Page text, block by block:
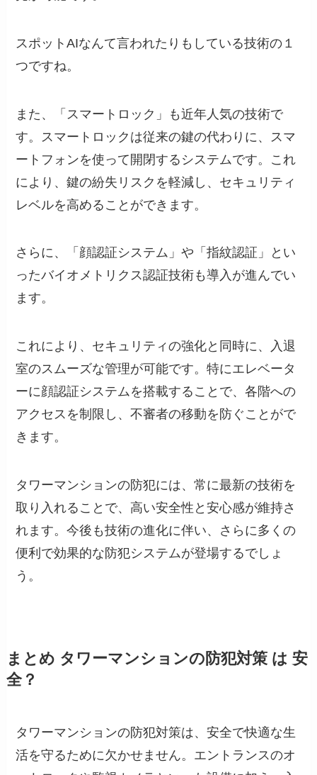
スポットAIなんて言われたりもしている技術の１
つですね。
また、「スマートロック」も近年人気の技術で
す。スマートロックは従来の鍵の代わりに、スマ
ートフォンを使って開閉するシステムです。これ
により、鍵の紛失リスクを軽減し、セキュリティ
レベルを高めることができます。
さらに、「顔認証システム」や「指紋認証」とい
ったバイオメトリクス認証技術も導入が進んでい
ます。
これにより、セキュリティの強化と同時に、入退
室のスムーズな管理が可能です。特にエレベータ
ーに顔認証システムを搭載することで、各階への
アクセスを制限し、不審者の移動を防ぐことがで
きます。
タワーマンションの防犯には、常に最新の技術を
取り入れることで、高い安全性と安心感が維持さ
れます。今後も技術の進化に伴い、さらに多くの
便利で効果的な防犯システムが登場するでしょ
う。
まとめ タワーマンションの防犯対策 は 安
全？
タワーマンションの防犯対策は、安全で快適な生
活を守るために欠かせません。エントランスのオ